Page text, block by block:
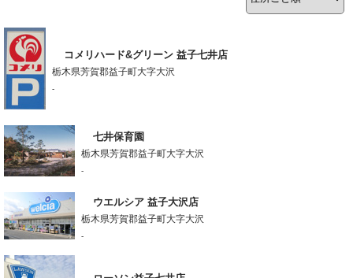
コメリハード&グリーン 益子七井店
栃木県芳賀郡益子町大字大沢
-
七井保育園
栃木県芳賀郡益子町大字大沢
-
ウエルシア 益子大沢店
栃木県芳賀郡益子町大字大沢
-